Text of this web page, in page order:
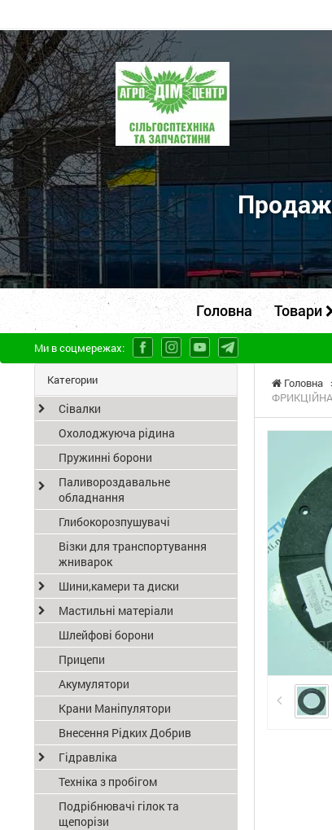
ПП
"Агродім-
центр"
-
продаж
сільськогосподарської
техніки
та
запчастин
Продаж
Головна Товари
Ми в соцмережах:
Головна
Категории
Сівалки
Охолоджуюча рідина
Пружинні борони
Паливороздавальне
обладнання
Глибокорозпушувачі
Візки для транспортування
жниварок
Шини,камери та диски
Мастильні матеріали
Шлейфові борони
Прицепи
Акумулятори
Крани Маніпулятори
Внесення Рідких Добрив
Гідравліка
Техніка з пробігом
Подрібнювачі гілок та
щепорізи